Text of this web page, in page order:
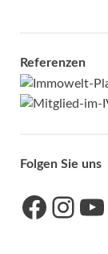
Referenzen
Folgen Sie uns
Link zu unserer Facebook-Seite Link zu unseres Instagram-Accounts